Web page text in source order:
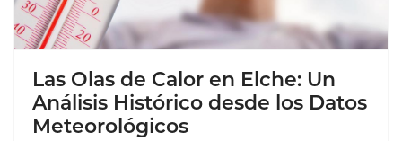
Las Olas de Calor en Elche: Un
Análisis Histórico desde los Datos
Meteorológicos